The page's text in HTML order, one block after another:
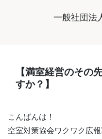
一般社団法
【満室経営のその
すか？】
こんばんは！
空室対策協会ワクワク広報